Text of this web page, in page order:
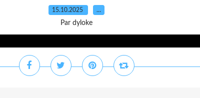
15.10.2025 …
Par dyloke